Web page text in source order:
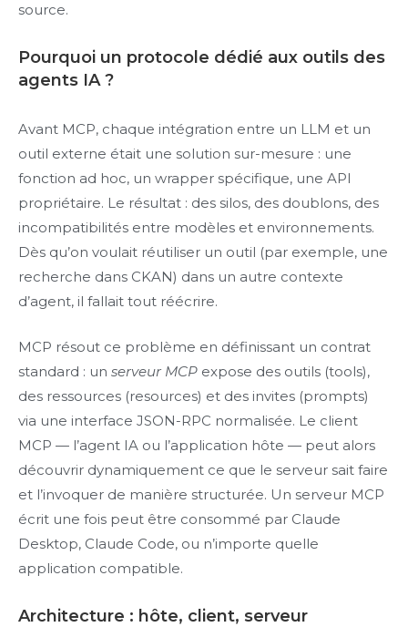
source.
Pourquoi un protocole dédié aux outils des
agents IA ?
Avant MCP, chaque intégration entre un LLM et un
outil externe était une solution sur-mesure : une
fonction ad hoc, un wrapper spécifique, une API
propriétaire. Le résultat : des silos, des doublons, des
incompatibilités entre modèles et environnements.
Dès qu’on voulait réutiliser un outil (par exemple, une
recherche dans CKAN) dans un autre contexte
d’agent, il fallait tout réécrire.
MCP résout ce problème en définissant un contrat
standard : un serveur MCP expose des outils (tools),
des ressources (resources) et des invites (prompts)
via une interface JSON-RPC normalisée. Le client
MCP — l’agent IA ou l’application hôte — peut alors
découvrir dynamiquement ce que le serveur sait faire
et l’invoquer de manière structurée. Un serveur MCP
écrit une fois peut être consommé par Claude
Desktop, Claude Code, ou n’importe quelle
application compatible.
Architecture : hôte, client, serveur